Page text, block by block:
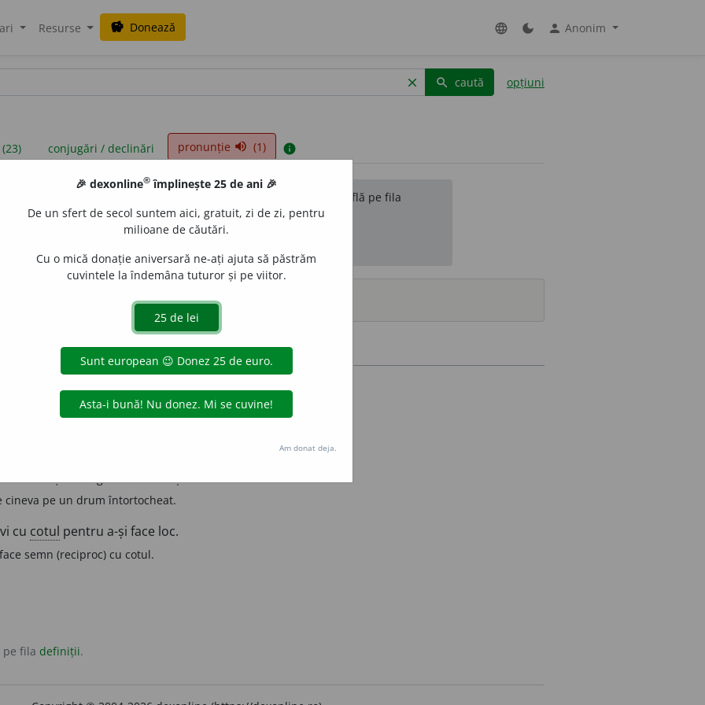
Resurse savings Donează language dark_mode person Anonim
clear search caută opțiuni
conjugări / declinări pronunție volume_up (1) info
sunt compilate de echipa dexonline. Definițiile originale se află pe fila
reordona filele pe pagina depreferințe.
surse
râuri, drumuri etc.) A-și schimba direcția, a face un
vehicule) A face o cotitură, a părăsi drumul drept.
în altă direcție.
un drum și a merge în altă direcție.
cineva pe un drum întortocheat.
cu cotul pentru a-și face loc.
semn (reciproc) cu cotul.
pe fila definiții.
🎉 dexonline® împlinește 25 de ani 🎉
De un sfert de secol suntem aici, gratuit, zi de zi, pentru
milioane de căutări.
Cu o mică donație aniversară ne-ați ajuta să păstrăm
cuvintele la îndemâna tuturor și pe viitor.
Am donat deja.